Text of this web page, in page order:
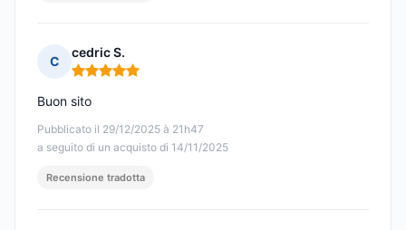
C
cedric S.
Nota: 5 su 5
Pubblicato il 29/12/2025 à 21h47
a seguito di un acquisto di 14/11/2025
Buon sito
Recensione tradotta